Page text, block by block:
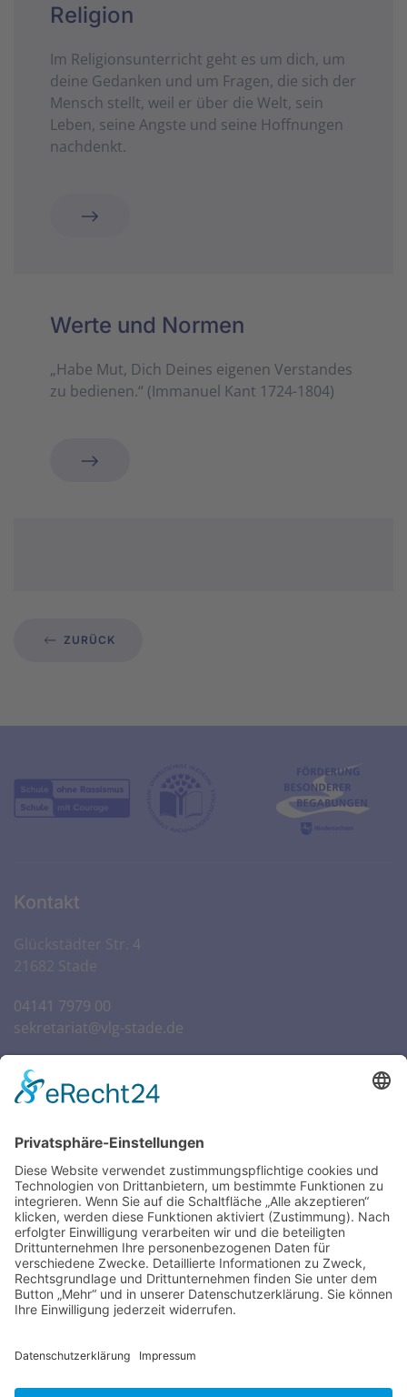
Religion
Im Religionsunterricht geht es um dich, um
deine Gedanken und um Fragen, die sich der
Mensch stellt, weil er über die Welt, sein
Leben, seine Angste und seine Hoffnungen
nachdenkt.
Werte und Normen
„Habe Mut, Dich Deines eigenen Verstandes
zu bedienen.“ (Immanuel Kant 1724-1804)
ZURÜCK
Kontakt
04141 7979 00
sekretariat@vlg-stade.de
Öffnungszeiten Sekretariat
SCHULWOCHEN:
Mo. – Do.
07:30 – 16:00 Uhr
Fr.
07:30 – 14:00 Uhr